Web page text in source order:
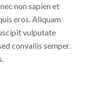
non sapien et
eros. Aliquam
vulputate
convallis semper.